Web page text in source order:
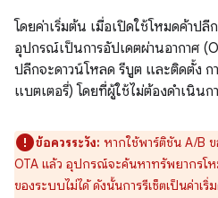
โดยค่าเริ่มต้น เมื่อเปิดใช้โหมดค้าปลี
อุปกรณ์เป็นการอัปเดตผ่านอากาศ
ปลีกจะดาวน์โหลด รีบูต และติดตั้ง ก
แบตเตอรี่) โดยที่ผู้ใช้ไม่ต้องดำเนินก
ข้อควรระวัง: หากใช้พาร์ติชัน A/B
OTA แล้ว อุปกรณ์จะค้นหาทรัพยากรโ
ของระบบไม่ได้ ดังนั้นการรีเซ็ตเป็นค่าเ